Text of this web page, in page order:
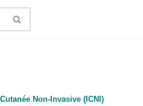
Non-Invasive (ICNI)